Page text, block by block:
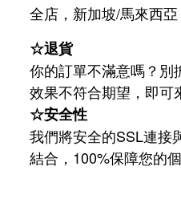
全店，新加坡/馬來西
☆退貨
你的訂單不滿意嗎？別
效果不符合期望，即可
☆安全性
我們將安全的SSL連接
結合，100%保障您的個